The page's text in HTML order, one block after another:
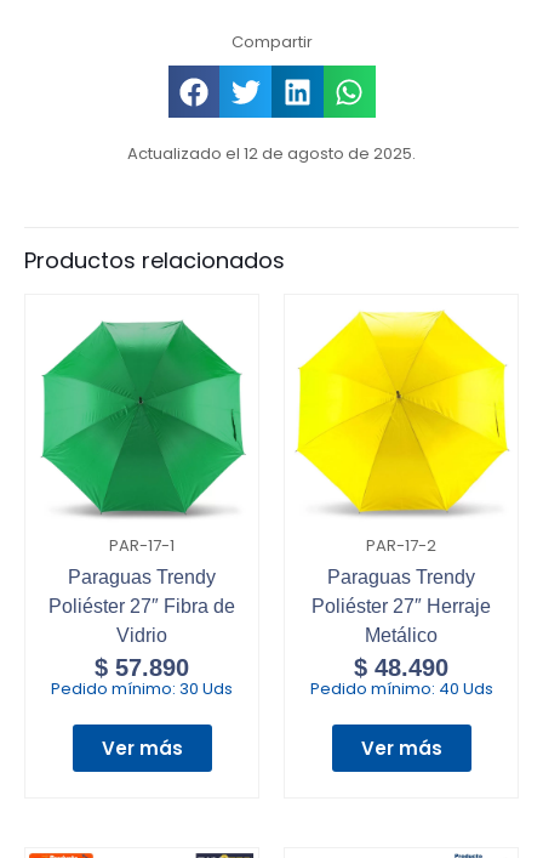
Compartir
Actualizado el 12 de agosto de 2025.
Productos relacionados
PAR-17-1
Paraguas Trendy
Poliéster 27″ Fibra de
Vidrio
$ 57.890
Pedido mínimo: 30 Uds
Ver más
PAR-17-2
Paraguas Trendy
Poliéster 27″ Herraje
Metálico
$ 48.490
Pedido mínimo: 40 Uds
Ver más